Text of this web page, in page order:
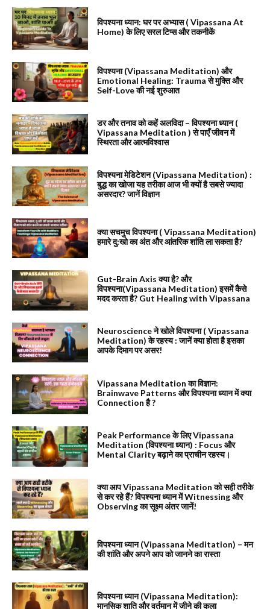
विपश्यना ध्यान: घर पर अभ्यास ( Vipassana At
Home) के लिए सरल टिप्स और तकनीकें
विपश्यना (Vipassana Meditation) और
Emotional Healing: Trauma से मुक्ति और
Self-Love की नई शुरुआत
डर और तनाव को कहें अलविदा – विपश्यना ध्यान (
Vipassana Meditation ) से पाएँ जीवन में
स्थिरता और आत्मविश्वास
विपश्यना मेडिटेशन (Vipassana Meditation) :
बुद्ध का खोजा यह तरीका आज भी क्यों है सबसे ज्यादा
असरदार? जानें विज्ञान
क्या सचमुच विपश्यना ( Vipassana Meditation)
हमारे दु:खो का अंत और आंतरिक शांति ला सकता है?
Gut-Brain Axis क्या है? और
विपश्यना(Vipassana Meditation) इसमें कैसे
मदद करता है? Gut Healing with Vipassana
Neuroscience ने खोले विपश्यना ( Vipassana
Meditation) के रहस्य : जानें क्या होता है इसका
आपके दिमाग पर असर!
Vipassana Meditation का विज्ञान:
Brainwave Patterns और विपश्यना ध्यान में क्या
Connection है ?
Peak Performance के लिए Vipassana
Meditation (विपश्यना ध्यान) : Focus और
Mental Clarity बढ़ाने का प्राचीन रहस्य।
क्या आप Vipassana Meditation को सही तरीके
से कर रहे हैं? विपश्यना ध्यान में Witnessing और
Observing का सूक्ष्म अंतर जानें!
विपश्यना ध्यान (Vipassana Meditation) – मन
की शांति और अपने आप को जानने का रास्ता
विपश्यना ध्यान (Vipassana Meditation):
मानसिक शाति और वर्तमान में जीने की कला